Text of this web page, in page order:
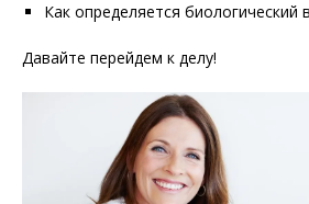
Как определяется биологический
Давайте перейдем к делу!